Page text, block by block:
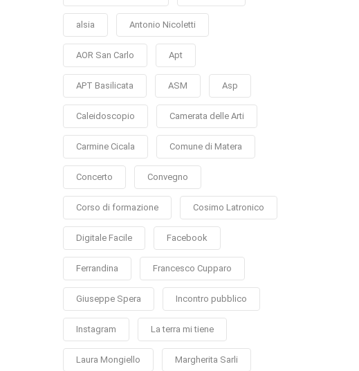
alsia Antonio Nicoletti
AOR San Carlo Apt
APT Basilicata ASM Asp
Caleidoscopio Camerata delle Arti
Carmine Cicala Comune di Matera
Concerto Convegno
Corso di formazione Cosimo Latronico
Digitale Facile Facebook
Ferrandina Francesco Cupparo
Giuseppe Spera Incontro pubblico
Instagram La terra mi tiene
Laura Mongiello Margherita Sarli